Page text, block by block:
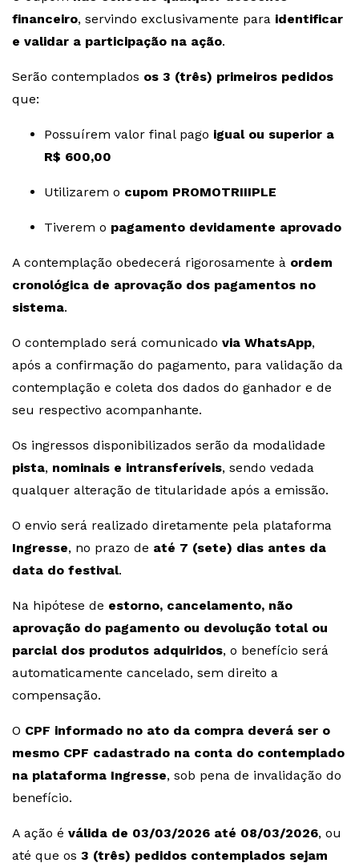
financeiro, servindo exclusivamente para identificar
e validar a participação na ação.
Serão contemplados os 3 (três) primeiros pedidos
que:
Possuírem valor final pago igual ou superior a
R$ 600,00
Utilizarem o cupom PROMOTRIIIPLE
Tiverem o pagamento devidamente aprovado
A contemplação obedecerá rigorosamente à ordem
cronológica de aprovação dos pagamentos no
sistema.
O contemplado será comunicado via WhatsApp,
após a confirmação do pagamento, para validação da
contemplação e coleta dos dados do ganhador e de
seu respectivo acompanhante.
Os ingressos disponibilizados serão da modalidade
pista, nominais e intransferíveis, sendo vedada
qualquer alteração de titularidade após a emissão.
O envio será realizado diretamente pela plataforma
Ingresse, no prazo de até 7 (sete) dias antes da
data do festival.
Na hipótese de estorno, cancelamento, não
aprovação do pagamento ou devolução total ou
parcial dos produtos adquiridos, o benefício será
automaticamente cancelado, sem direito a
compensação.
O CPF informado no ato da compra deverá ser o
mesmo CPF cadastrado na conta do contemplado
na plataforma Ingresse, sob pena de invalidação do
benefício.
A ação é válida de 03/03/2026 até 08/03/2026, ou
até que os 3 (três) pedidos contemplados sejam